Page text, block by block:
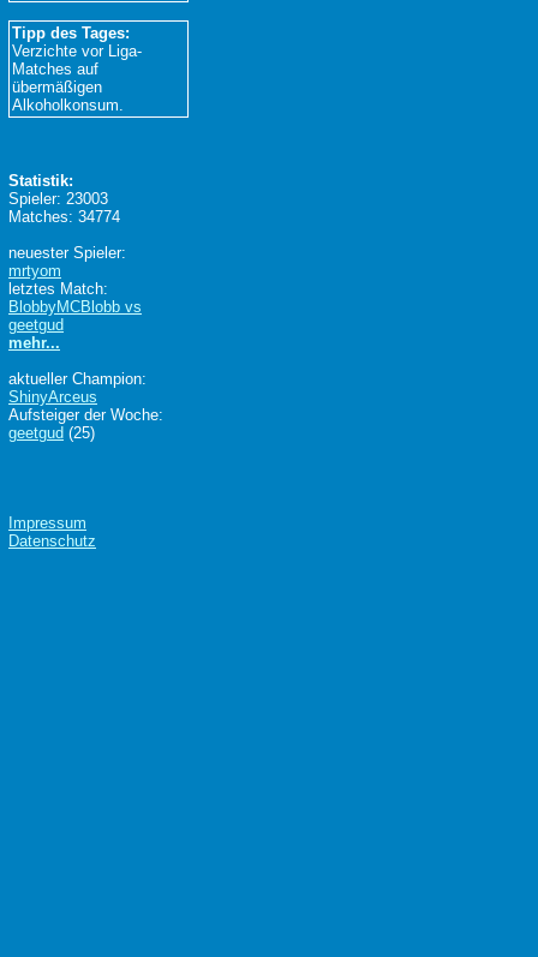
Tipp des Tages:
Verzichte vor Liga-
Matches auf
übermäßigen
Alkoholkonsum.
Statistik:
Spieler: 23003
Matches: 34774
neuester Spieler:
mrtyom
letztes Match:
BlobbyMCBlobb vs
geetgud
mehr...
aktueller Champion:
ShinyArceus
Aufsteiger der Woche:
geetgud (25)
Impressum
Datenschutz